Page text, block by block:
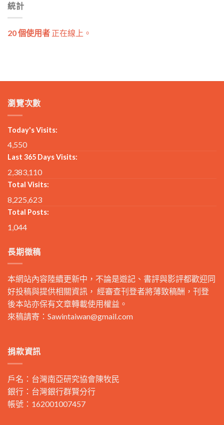
統計
20 個使用者 正在線上。
瀏覽次數
Today's Visits:
4,550
Last 365 Days Visits:
2,383,110
Total Visits:
8,225,623
Total Posts:
1,044
長期徵稿
本網站內容陸續更新中，不論是遊記、書評與影評都歡迎同
好投稿與提供相關資訊， 經審查刊登者將薄致稿酬，刊登
後本站亦保有文章轉載使用權益。
來稿請寄： Sawintaiwan@gmail.com
捐款資訊
戶名：台灣南亞研究協會陳牧民
銀行：台灣銀行群賢分行
帳號：162001007457